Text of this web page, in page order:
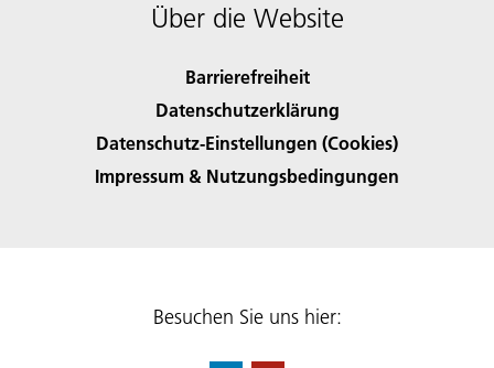
Über die Website
Barrierefreiheit
Datenschutzerklärung
Datenschutz-Einstellungen (Cookies)
Impressum & Nutzungsbedingungen
Besuchen Sie uns hier: